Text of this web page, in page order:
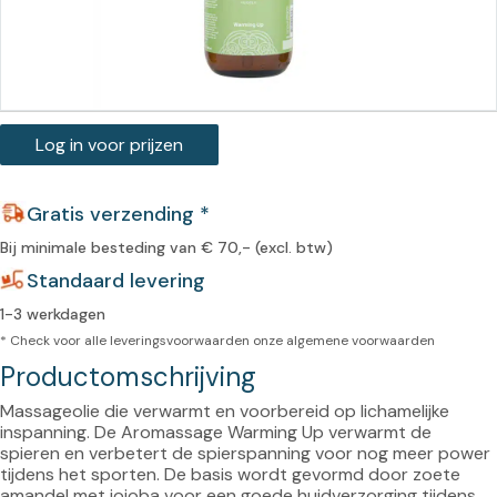
Log in voor prijzen
Gratis verzending *
Bij minimale besteding van € 70,- (excl. btw)
Standaard levering
1-3 werkdagen
* Check voor alle leveringsvoorwaarden onze algemene voorwaarden
Productomschrijving
Massageolie die verwarmt en voorbereid op lichamelijke
inspanning. De Aromassage Warming Up verwarmt de
spieren en verbetert de spierspanning voor nog meer power
tijdens het sporten. De basis wordt gevormd door zoete